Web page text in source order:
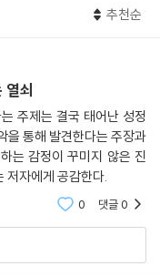
지금까지 들어온 음악들
어진다.
색
정성, 사실성, 참신성, 그
로 나뉜다. 미적 차원은 진
떠올릴 수 있는 사실적
참신성: 익숙한 음악을 찾
추천순
쇠
주제는 결국 태어난 성정
을 통해 발견한다는 주장과
는 감정이 꾸미지 않은 진
저자에게 공감한다.
0 댓글0